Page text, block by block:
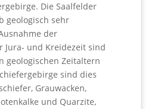
Die Saalfelder
geologisch sehr
der
Jura- und Kreidezeit sind
geologischen Zeitaltern
sind dies
Grauwacken,
und Quarzite,